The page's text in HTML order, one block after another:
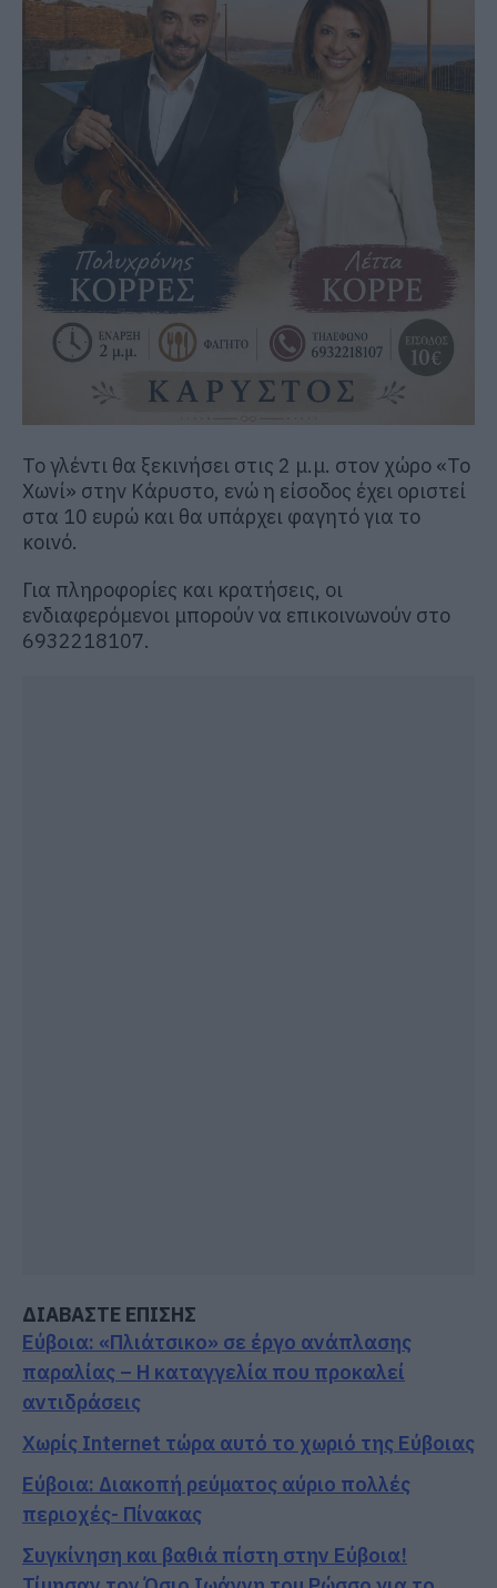
Το γλέντι θα ξεκινήσει στις 2 μ.μ. στον χώρο «Το
Χωνί» στην Κάρυστο, ενώ η είσοδος έχει οριστεί
στα 10 ευρώ και θα υπάρχει φαγητό για το
κοινό.
Για πληροφορίες και κρατήσεις, οι
ενδιαφερόμενοι μπορούν να επικοινωνούν στο
6932218107.
ΔΙΑΒΑΣΤΕ ΕΠΙΣΗΣ
Εύβοια: «Πλιάτσικο» σε έργο ανάπλασης
παραλίας – Η καταγγελία που προκαλεί
αντιδράσεις
Χωρίς Internet τώρα αυτό το χωριό της Εύβοιας
Εύβοια: Διακοπή ρεύματος αύριο πολλές
περιοχές- Πίνακας
Συγκίνηση και βαθιά πίστη στην Εύβοια!